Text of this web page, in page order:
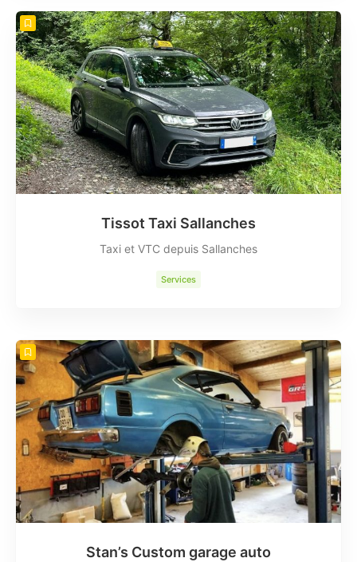
Tissot Taxi Sallanches
Taxi et VTC depuis Sallanches
Services
Stan’s Custom garage auto